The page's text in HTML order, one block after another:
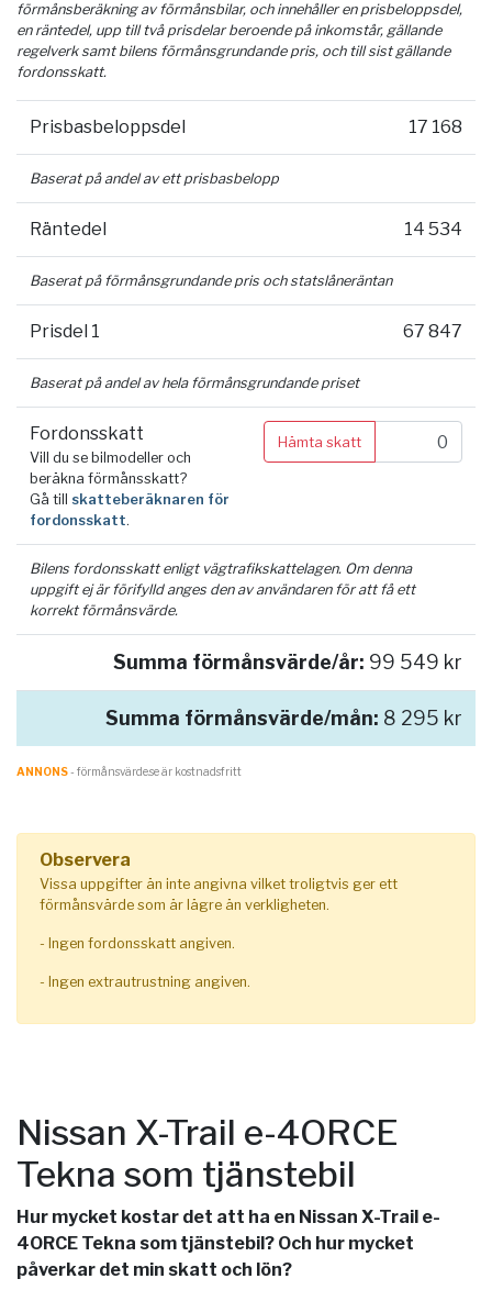
förmånsberäkning av förmånsbilar, och innehåller en prisbeloppsdel,
en räntedel, upp till två prisdelar beroende på inkomstår, gällande
regelverk samt bilens förmånsgrundande pris, och till sist gällande
fordonsskatt.
Prisbasbeloppsdel 17 168
Baserat på andel av ett prisbasbelopp
Räntedel 14 534
Baserat på förmånsgrundande pris och statslåneräntan
Prisdel 1 67 847
Baserat på andel av hela förmånsgrundande priset
Fordonsskatt
Vill du se bilmodeller och
beräkna förmånsskatt?
Gå till skatteberäknaren för
fordonsskatt.
Hämta skatt
Bilens fordonsskatt enligt vägtrafikskattelagen. Om denna
uppgift ej är förifylld anges den av användaren för att få ett
korrekt förmånsvärde.
Summa förmånsvärde/år: 99 549 kr
Summa förmånsvärde/mån: 8 295 kr
ANNONS- förmånsvärde.se är kostnadsfritt
Observera
Vissa uppgifter än inte angivna vilket troligtvis ger ett
förmånsvärde som är lägre än verkligheten.
- Ingen fordonsskatt angiven.
- Ingen extrautrustning angiven.
Nissan X-Trail e-4ORCE
Tekna som tjänstebil
Hur mycket kostar det att ha en Nissan X-Trail e-
4ORCE Tekna som tjänstebil? Och hur mycket
påverkar det min skatt och lön?